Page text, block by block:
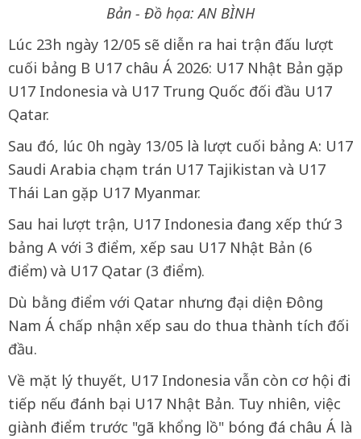
Bản - Đồ họa: AN BÌNH
Lúc 23h ngày 12/05 sẽ diễn ra hai trận đấu lượt
cuối bảng B U17 châu Á 2026: U17 Nhật Bản gặp
U17 Indonesia và U17 Trung Quốc đối đầu U17
Qatar.
Sau đó, lúc 0h ngày 13/05 là lượt cuối bảng A: U17
Saudi Arabia chạm trán U17 Tajikistan và U17
Thái Lan gặp U17 Myanmar.
Sau hai lượt trận, U17 Indonesia đang xếp thứ 3
bảng A với 3 điểm, xếp sau U17 Nhật Bản (6
điểm) và U17 Qatar (3 điểm).
Dù bằng điểm với Qatar nhưng đại diện Đông
Nam Á chấp nhận xếp sau do thua thành tích đối
đầu.
Về mặt lý thuyết, U17 Indonesia vẫn còn cơ hội đi
tiếp nếu đánh bại U17 Nhật Bản. Tuy nhiên, việc
giành điểm trước "gã khổng lồ" bóng đá châu Á là